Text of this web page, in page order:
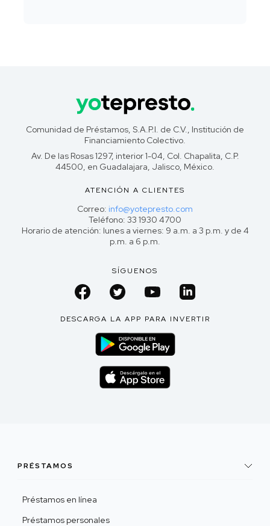
Comunidad de Préstamos, S.A.P.I. de C.V., Institución de
Financiamiento Colectivo.
Av. De las Rosas 1297, interior 1-04, Col. Chapalita, C.P.
44500, en Guadalajara, Jalisco, México.
ATENCIÓN A CLIENTES
Correo: info@yotepresto.com
Teléfono: 33 1930 4700
Horario de atención: lunes a viernes: 9 a.m. a 3 p.m. y de 4
p.m. a 6 p.m.
SÍGUENOS
DESCARGA LA APP PARA INVERTIR
PRÉSTAMOS
Préstamos en línea
Préstamos personales